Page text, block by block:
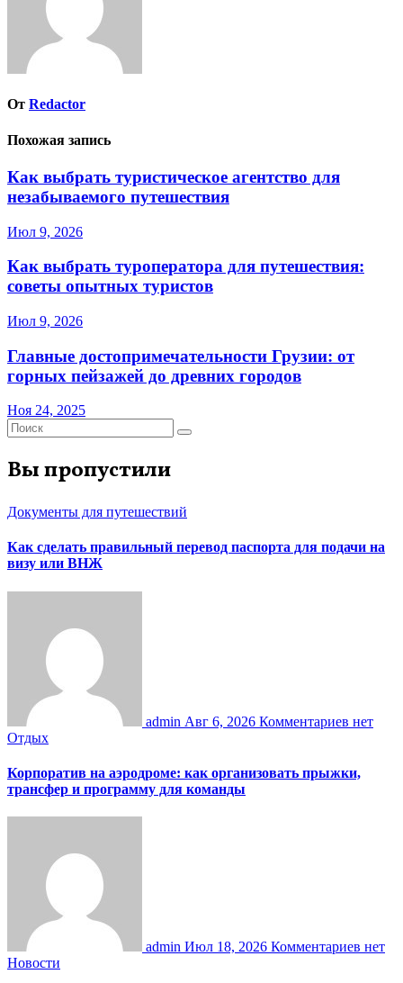
От Redactor
Похожая запись
Как выбрать туристическое агентство для
незабываемого путешествия
Июл 9, 2026
Как выбрать туроператора для путешествия:
советы опытных туристов
Июл 9, 2026
Главные достопримечательности Грузии: от
горных пейзажей до древних городов
Ноя 24, 2025
Вы пропустили
Документы для путешествий
Как сделать правильный перевод паспорта для подачи на
визу или ВНЖ
admin Авг 6, 2026 Комментариев нет
Отдых
Корпоратив на аэродроме: как организовать прыжки,
трансфер и программу для команды
admin Июл 18, 2026 Комментариев нет
Новости